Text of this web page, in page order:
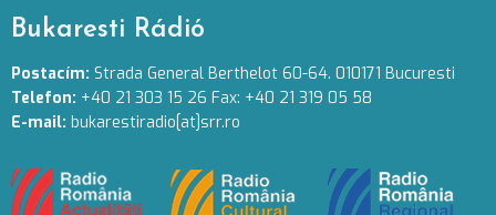
Bukaresti Rádió
Postacím: Strada General Berthelot 60-64. 010171 Bucuresti
Telefon: +40 21 303 15 26 Fax: +40 21 319 05 58
E-mail: bukarestiradio[at]srr.ro